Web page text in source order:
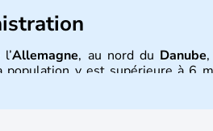
Allemagne, au nord du Danube
y est supérieure à 6